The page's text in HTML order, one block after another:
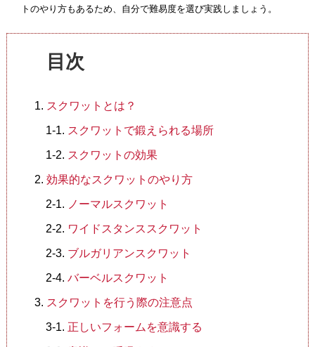
トのやり方もあるため、自分で難易度を選び実践しましょう。
目次
スクワットとは？
スクワットで鍛えられる場所
スクワットの効果
効果的なスクワットのやり方
ノーマルスクワット
ワイドスタンススクワット
ブルガリアンスクワット
バーベルスクワット
スクワットを行う際の注意点
正しいフォームを意識する